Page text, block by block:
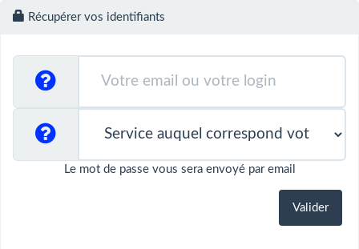
Récupérer vos identifiants
Le mot de passe vous sera envoyé par email